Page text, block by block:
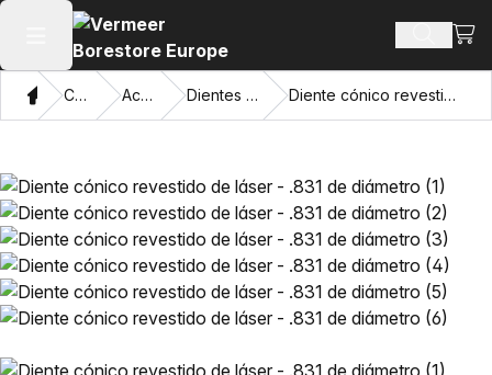
Abrir menú principal Buscar
Ver
Hogar
Catálogo Accesorios Dientes de reemplazo Diente cónico revestido de láser - .831 de diámetro